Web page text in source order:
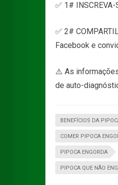
✅ 1#
✅ 2#
Facebook e
⚠️ As
de auto-
BENEFÍCIOS DA
COMER PIPOCA
PIPOCA ENGORDA
PIPOCA QUE NÃO